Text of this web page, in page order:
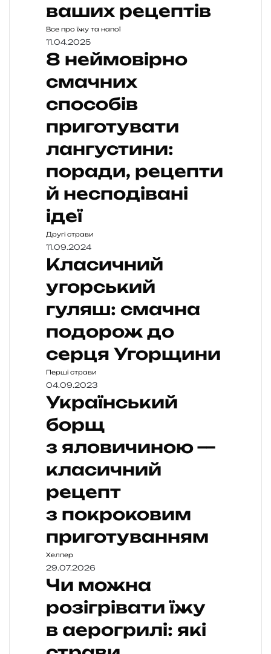
ваших рецептів
Все про їжу та напої
11.04.2025
8 неймовірно
смачних
способів
приготувати
лангустини:
поради, рецепти
й несподівані
ідеї
Другі страви
11.09.2024
Класичний
угорський
гуляш: смачна
подорож до
серця Угорщини
Перші страви
04.09.2023
Український
борщ
з яловичиною —
класичний
рецепт
з покроковим
приготуванням
Хелпер
29.07.2026
Чи можна
розігрівати їжу
в аерогрилі: які